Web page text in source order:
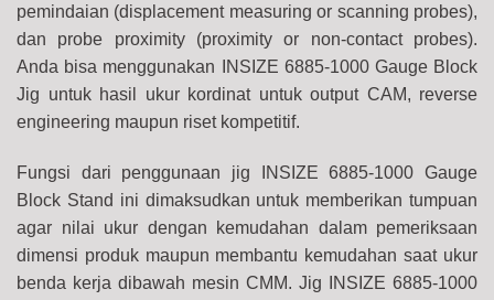
pemindaian (displacement measuring or scanning probes),
dan probe proximity (proximity or non-contact probes).
Anda bisa menggunakan INSIZE 6885-1000 Gauge Block
Jig untuk hasil ukur kordinat untuk output CAM, reverse
engineering maupun riset kompetitif.
Fungsi dari penggunaan jig INSIZE 6885-1000 Gauge
Block Stand ini dimaksudkan untuk memberikan tumpuan
agar nilai ukur dengan kemudahan dalam pemeriksaan
dimensi produk maupun membantu kemudahan saat ukur
benda kerja dibawah mesin CMM. Jig INSIZE 6885-1000